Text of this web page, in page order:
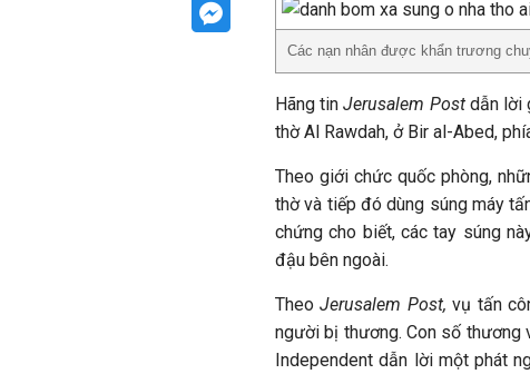
Các nạn nhân được khẩn trương
Hãng tin Jerusalem Post dẫn lời
thờ Al Rawdah, ở Bir al-Abed,
Theo giới chức quốc phòng,
thờ và tiếp đó dùng súng máy
chứng cho biết, các tay súng
đậu bên ngoài.
Theo Jerusalem Post, vụ tấn
người bị thương. Con số thương
Independent dẫn lời một phát